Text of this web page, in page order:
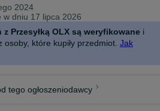
2024
w dniu 17 lipca 2026
Przesyłką OLX są weryfikowane i
które kupiły przedmiot. Jak
tego ogłoszeniodawcy